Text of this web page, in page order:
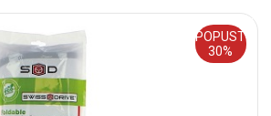
POPUST
30%